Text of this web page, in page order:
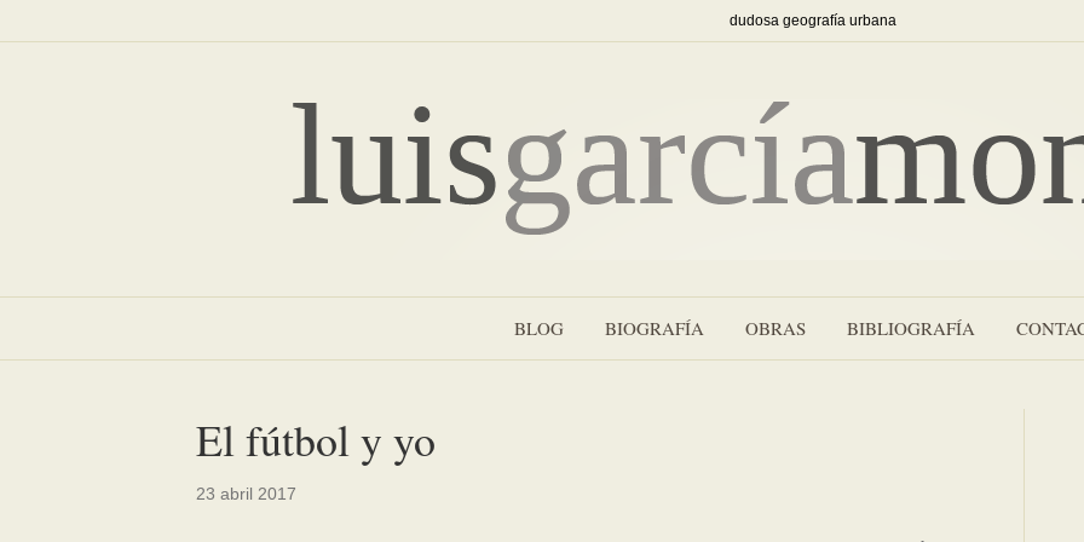
dudosa geografía urbana
BLOG BIOGRAFÍA OBRAS BIBLIOGRAFÍA
El fútbol y yo
23 abril 2017